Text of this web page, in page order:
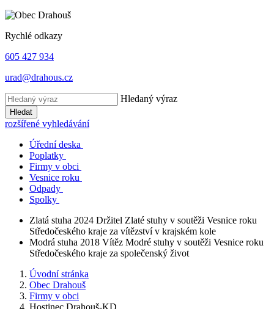
Rychlé odkazy
605 427 934
urad@drahous.cz
Hledaný výraz
Hledat
rozšířené vyhledávání
Úřední deska
Poplatky
Firmy v obci
Vesnice roku
Odpady
Spolky
Zlatá stuha 2024 Držitel Zlaté stuhy v soutěži Vesnice roku
Středočeského kraje za vítězství v krajském kole
Modrá stuha 2018 Vítěz Modré stuhy v soutěži Vesnice roku
Středočeského kraje za společenský život
Úvodní stránka
Obec Drahouš
Firmy v obci
Hostinec Drahouš-KD